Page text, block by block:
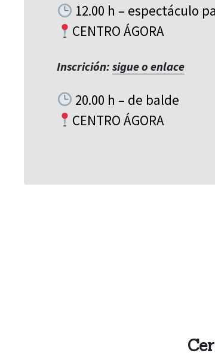
12.00 h – espectáculo
CENTRO ÁGORA
Inscrición: sigue o enlace
20.00 h – de balde
CENTRO ÁGORA